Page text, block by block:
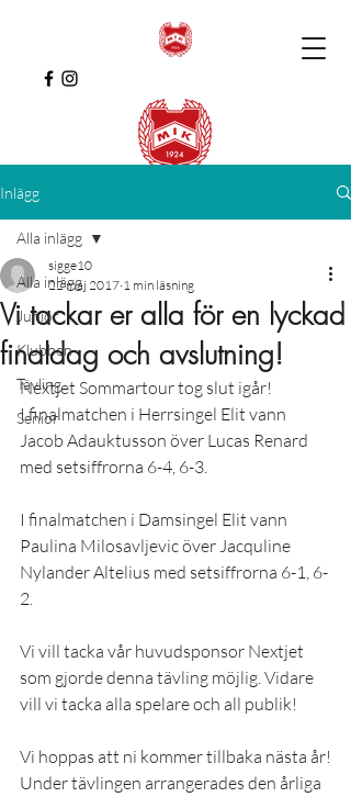
Inlägg
Alla inlägg
Junior
Klubben
Tävling
Senior
Alla inlägg
Vi tackar er alla för en lyckad
finaldag och avslutning!
sigge10
22 maj 2017 1 min läsning
Nextjet Sommartour tog slut igår!
I finalmatchen i Herrsingel Elit vann
Jacob Adauktusson över Lucas Renard
med setsiffrorna 6-4, 6-3.
I finalmatchen i Damsingel Elit vann
Paulina Milosavljevic över Jacquline
Nylander Altelius med setsiffrorna 6-1, 6-
2.
Vi vill tacka vår huvudsponsor Nextjet
som gjorde denna tävling möjlig. Vidare
vill vi tacka alla spelare och all publik!
Vi hoppas att ni kommer tillbaka nästa år!
Under tävlingen arrangerades den årliga